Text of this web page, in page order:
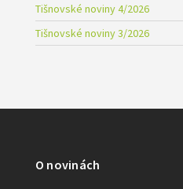
Tišnovské noviny 4/2026
Tišnovské noviny 3/2026
O novinách